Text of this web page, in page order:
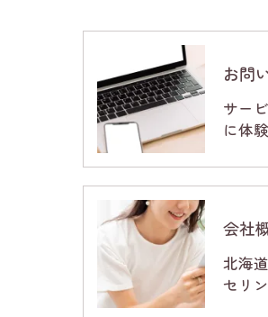
お問
サー
に体
会社
北海
セリ